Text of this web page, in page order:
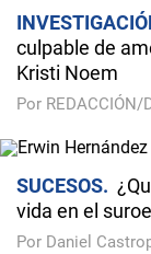
culpable de
Kristi Noem
Por
SUCESOS
vida en el
Por Daniel